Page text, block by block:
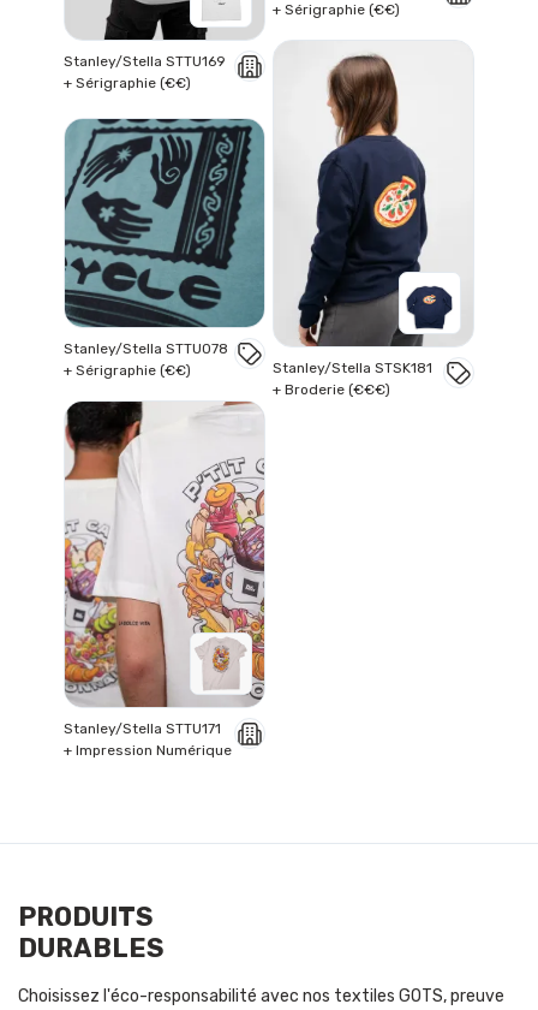
Stanley/Stella STTU169
+ Sérigraphie (€€)
+ Sérigraphie (€€)
Stanley/Stella STSK181
+ Broderie (€€€)
Stanley/Stella STTU078
+ Sérigraphie (€€)
Stanley/Stella STTU171
+ Impression Numérique
PRODUITS
DURABLES
Choisissez l'éco-responsabilité avec nos textiles GOTS, preuve